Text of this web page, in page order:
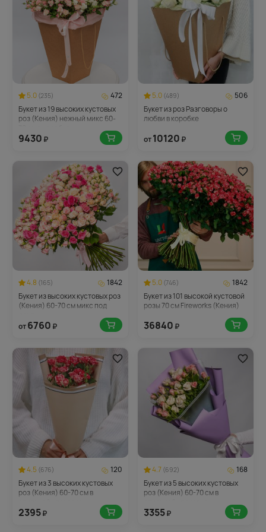
5.0 (235)
472
Букет из 19 высоких кустовых
роз (Кения) нежный микс 60-
9430 ₽
5.0 (489)
506
Букет из роз Разговоры о
любви в коробке
от10120 ₽
4.8 (165)
1842
Букет из высоких кустовых роз
(Кения) 60-70 см микс под
от6760 ₽
5.0 (746)
1842
Букет из 101 высокой кустовой
розы 70 см Fireworks (Кения)
36840 ₽
4.5 (676)
120
Букет из 3 высоких кустовых
роз (Кения) 60-70 см в
2395₽
4.7 (692)
168
Букет из 5 высоких кустовых
роз (Кения) 60-70 см в
3355₽